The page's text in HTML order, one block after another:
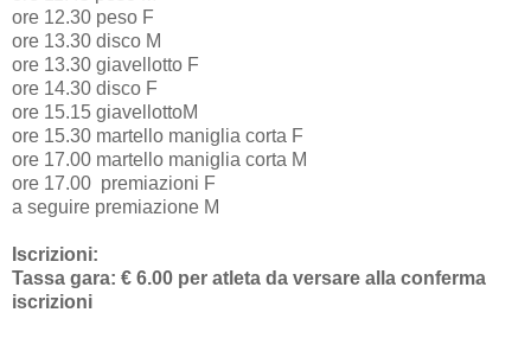
ore 12.30 peso F
ore 13.30 disco M
ore 13.30 giavellotto F
ore 14.30 disco F
ore 15.15 giavellottoM
ore 15.30 martello maniglia corta F
ore 17.00 martello maniglia corta M
ore 17.00 premiazioni F
a seguire premiazione M
Iscrizioni:
Tassa gara: € 6.00 per atleta da versare alla conferma
iscrizioni